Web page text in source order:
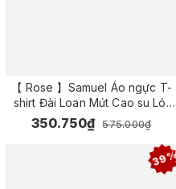
【 Rose 】Samuel Áo ngực T-
shirt Đài Loan Mút Cao su Lót
Vải Tactel siêu mềm viền ren
cao cấp nguyên ngực ( Màu
350.750₫ 575.000₫